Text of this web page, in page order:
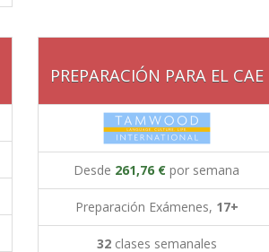
PREPARACIÓN PARA EL CAE
Desde 261,76 € por semana
Preparación Exámenes, 17+
32clases semanales